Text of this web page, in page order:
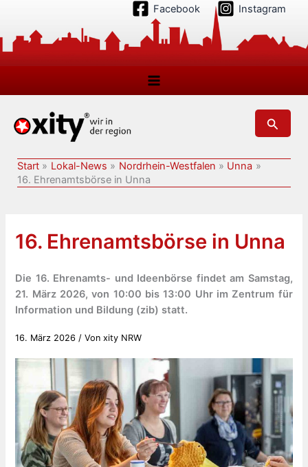
springen
Facebook Instagram
Suchen
Start Lokal-News Nordrhein-Westfalen
Unna
16. Ehrenamtsbörse in Unna
16. Ehrenamtsbörse in Unna
Die 16. Ehrenamts- und Ideenbörse findet am Samstag,
21. März 2026, von 10:00 bis 13:00 Uhr im Zentrum für
Information und Bildung (zib) statt.
16. März 2026 / Vonxity NRW